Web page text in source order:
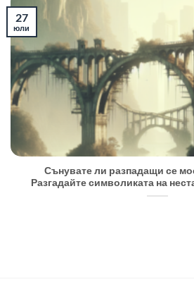
Сънувате ли разпадащи се
Разгадайте символиката на
27
юли